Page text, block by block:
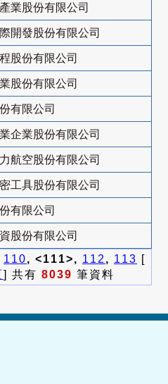
業股份有限公司
開發股份有限公司
股份有限公司
股份有限公司
有限公司
企業股份有限公司
航空股份有限公司
工具股份有限公司
有限公司
股份有限公司
110, <111>, 112 , 113 [
] 共有 8039 筆資料